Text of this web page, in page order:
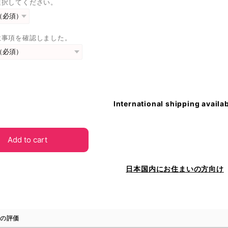
してください。
項を確認しました。
International shipping
Add to cart
日本国内にお住まいの方向け
評価